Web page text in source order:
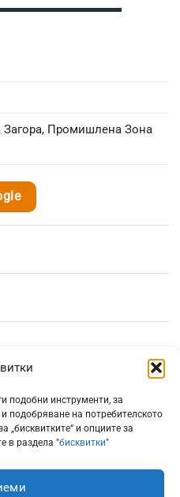
подобни инструменти, за
подобряване на потребителското
и опциите за
в раздела "бисквитки"
Загора, Промишлена Зона
20% ДДС